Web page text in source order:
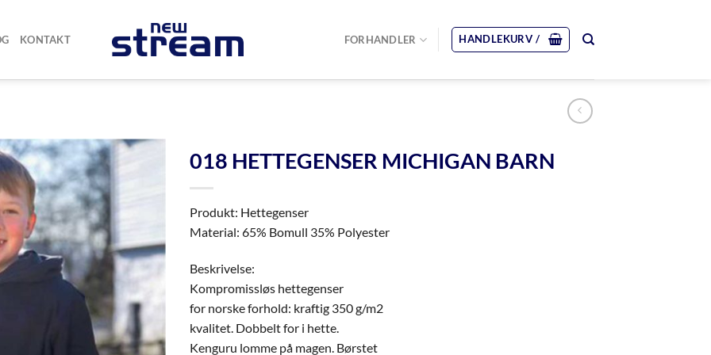
KONTAKT FORHANDLER HANDLEKURV /
018 HETTEGENSER MICHIGAN BARN
Produkt: Hettegenser
Material: 65% Bomull 35% Polyester
Beskrivelse:
Kompromissløs hettegenser
for norske forhold: kraftig 350 g/m2
kvalitet. Dobbelt for i hette.
Kenguru lomme på magen. Børstet